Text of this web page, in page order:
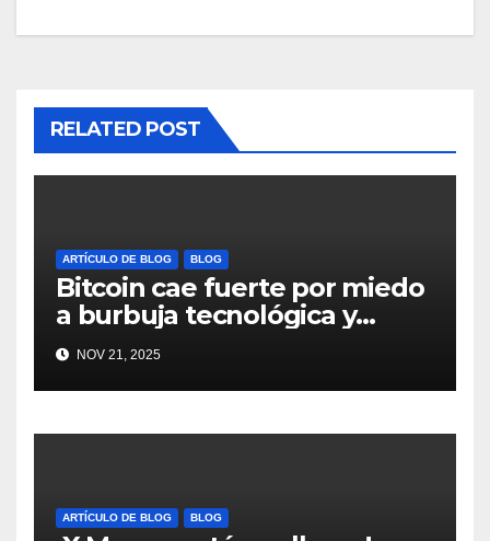
RELATED POST
ARTÍCULO DE BLOG BLOG
Bitcoin cae fuerte por miedo
a burbuja tecnológica y
nervios en AI #crypto
#Bitcoin
NOV 21, 2025
ARTÍCULO DE BLOG BLOG